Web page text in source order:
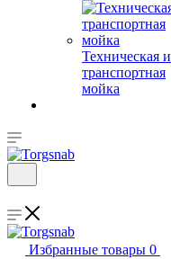
Техническая и
транспортная
мойка
Избранные товары 0